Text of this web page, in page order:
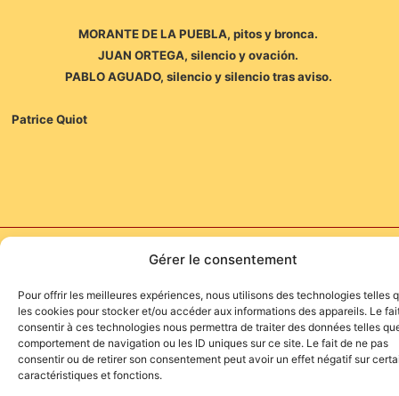
Gérer le consentement
Pour offrir les meilleures expériences, nous utilisons des technologies telles
les cookies pour stocker et/ou accéder aux informations des appareils. Le
consentir à ces technologies nous permettra de traiter des données telles
comportement de navigation ou les ID uniques sur ce site. Le fait de ne pas
consentir ou de retirer son consentement peut avoir un effet négatif sur
caractéristiques et fonctions.
MORANTE DE LA PUEBLA, pitos y bronca.
JUAN ORTEGA, silencio y ovación.
PABLO AGUADO, silencio y silencio tras aviso.
Patrice Quiot
Site de l'association TOROFIESTA